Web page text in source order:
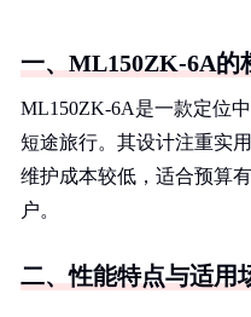
一、ML150ZK-6A的
ML150ZK-6A是一款定位
短途旅行。其设计注重实
维护成本较低，适合预算
户。
二、性能特点与适用